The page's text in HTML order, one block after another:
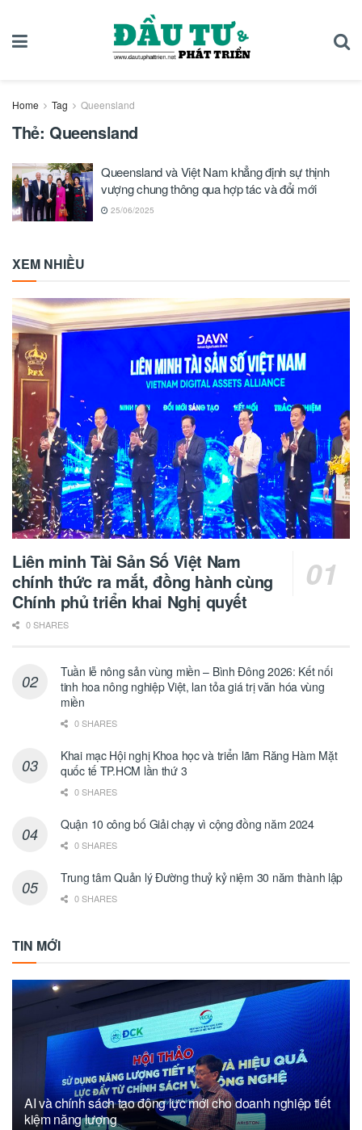
Home Tag Queensland
Thẻ: Queensland
Queensland và Việt Nam khẳng định sự thịnh
vượng chung thông qua hợp tác và đổi mới
25/06/2025
XEM NHIỀU
Liên minh Tài Sản Số Việt Nam
chính thức ra mắt, đồng hành cùng
Chính phủ triển khai Nghị quyết
0 SHARES
Tuần lễ nông sản vùng miền – Bình Đông 2026: Kết nối
tinh hoa nông nghiệp Việt, lan tỏa giá trị văn hóa vùng
miền
0 SHARES
Khai mạc Hội nghị Khoa học và triển lãm Răng Hàm Mặt
quốc tế TP.HCM lần thứ 3
0 SHARES
Quận 10 công bố Giải chạy vì cộng đồng năm 2024
0 SHARES
Trung tâm Quản lý Đường thuỷ kỷ niệm 30 năm thành lập
0 SHARES
TIN MỚI
AI và chính sách tạo động lực mới cho doanh nghiệp tiết
kiệm năng lượng